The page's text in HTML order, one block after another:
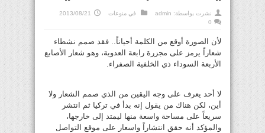
نشرت بواسطة: admin في منوعات
2013/08/21
0
لأن الصورة أوقع من الكلمة أحياناً.. فقد صمم نشطاء
شعاراً يرمز على مجزرة رابعة العدوية، وهو شعار الأصابع
الأربعة السوداء ذي الخلفية الصفراء.
لا أحد يعرف على وجه اليقين من الذي صمم الشعار ولا
أين، لكن هناك من يقول إنه بدأ في تركيا ثم انتشر
سريعاً على مساحة واسعة منها ليمتد إلى خارجها،
والمؤكد أنه حقق انتشاراً واسعار على موقع التواصل